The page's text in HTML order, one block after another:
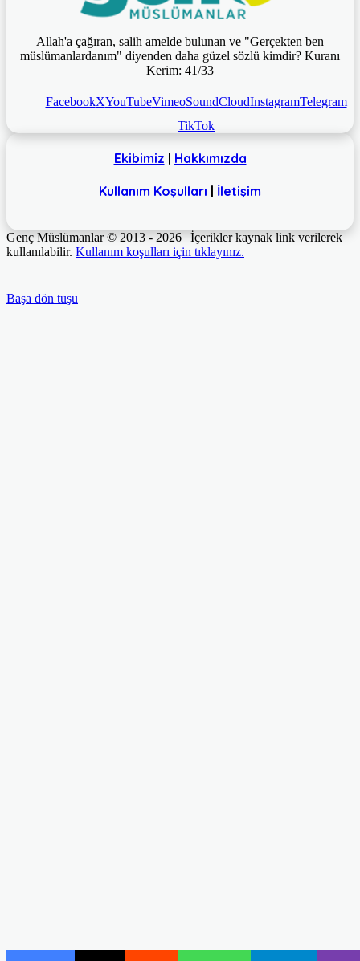
Allah'a çağıran, salih amelde bulunan ve "Gerçekten ben
müslümanlardanım" diyenden daha güzel sözlü kimdir? Kuranı
Kerim: 41/33
FacebookXYouTubeVimeoSoundCloudInstagramTelegram
TikTok
Ekibimiz | Hakkımızda
Kullanım Koşulları | İletişim
Genç Müslümanlar © 2013 - 2026 | İçerikler kaynak link verilerek
kullanılabilir. Kullanım koşulları için tıklayınız.
Başa dön tuşu